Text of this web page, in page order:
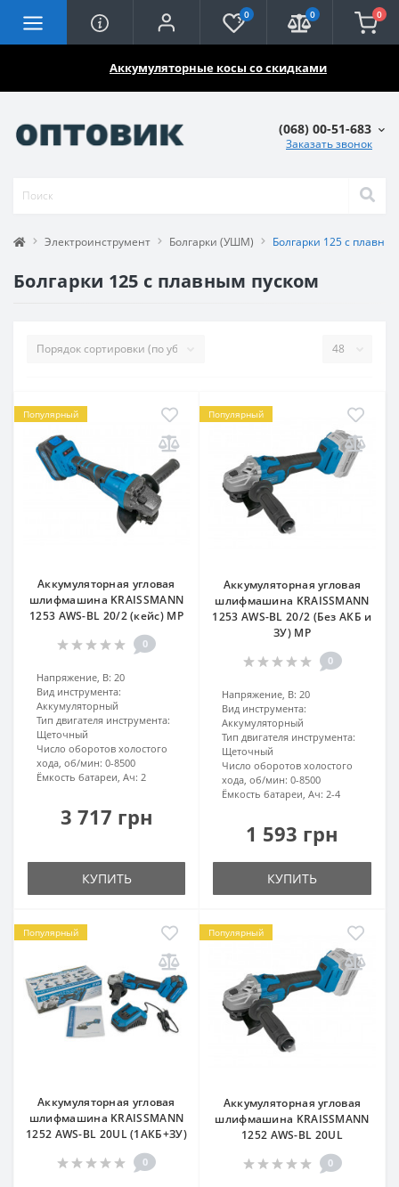
Аккумуляторные косы со скидками
0 0 0
(068) 00-51-683
Заказать звонок
Электроинструмент Болгарки (УШМ) Болгарки 125 с
Болгарки 125 с плавным пуском
Популярный
Аккумуляторная угловая
шлифмашина KRAISSMANN
1253 AWS-BL 20/2 (кейс) MP
0
Напряжение, В: 20
Вид инструмента:
Аккумуляторный
Тип двигателя инструмента:
Щеточный
Число оборотов холостого
хода, об/мин: 0-8500
Ёмкость батареи, Ач: 2
3 717 грн
КУПИТЬ
Популярный
Аккумуляторная угловая
шлифмашина KRAISSMANN
1253 AWS-BL 20/2 (Без АКБ и
ЗУ) MP
0
Напряжение, В: 20
Вид инструмента:
Аккумуляторный
Тип двигателя инструмента:
Щеточный
Число оборотов холостого
хода, об/мин: 0-8500
Ёмкость батареи, Ач: 2-4
1 593 грн
КУПИТЬ
Популярный
Аккумуляторная угловая
шлифмашина KRAISSMANN
1252 AWS-BL 20UL (1АКБ+ЗУ)
0
Популярный
Аккумуляторная угловая
шлифмашина KRAISSMANN
1252 AWS-BL 20UL
0